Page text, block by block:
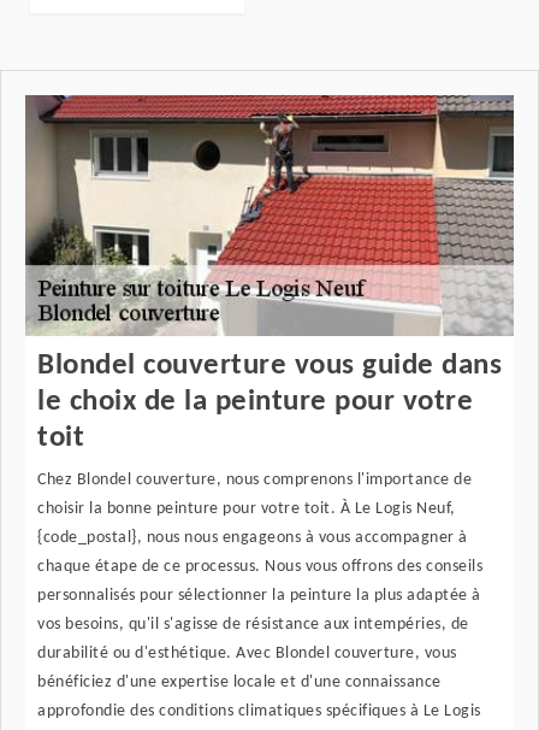
Blondel couverture vous guide dans
le choix de la peinture pour votre
toit
Chez Blondel couverture, nous comprenons l'importance de
choisir la bonne peinture pour votre toit. À Le Logis Neuf,
{code_postal}, nous nous engageons à vous accompagner à
chaque étape de ce processus. Nous vous offrons des conseils
personnalisés pour sélectionner la peinture la plus adaptée à
vos besoins, qu'il s'agisse de résistance aux intempéries, de
durabilité ou d'esthétique. Avec Blondel couverture, vous
bénéficiez d'une expertise locale et d'une connaissance
approfondie des conditions climatiques spécifiques à Le Logis